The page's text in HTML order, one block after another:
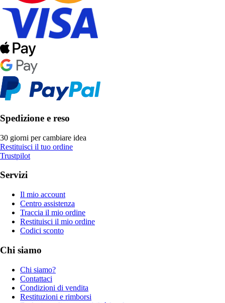
Spedizione e reso
30 giorni per cambiare idea
Restituisci il tuo ordine
Trustpilot
Servizi
Il mio account
Centro assistenza
Traccia il mio ordine
Restituisci il mio ordine
Codici sconto
Chi siamo
Chi siamo?
Contattaci
Condizioni di vendita
Restituzioni e rimborsi